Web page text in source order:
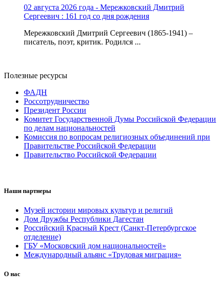
02 августа 2026 года - Мережковский Дмитрий
Сергеевич : 161 год со дня рождения
Мережковский Дмитрий Сергеевич (1865-1941) –
писатель, поэт, критик. Родился ...
Полезные ресурсы
ФАДН
Россотрудничество
Президент России
Комитет Государственной Думы Российской Федерации
по делам национальностей
Комиссия по вопросам религиозных объединений при
Правительстве Российской Федерации
Правительство Российской Федерации
Наши партнеры
Музей истории мировых культур и религий
Дом Дружбы Республики Дагестан
Российский Красный Крест (Санкт-Петербургское
отделение)
ГБУ «Московский дом национальностей»
Международный альянс «Трудовая миграция»
О нас